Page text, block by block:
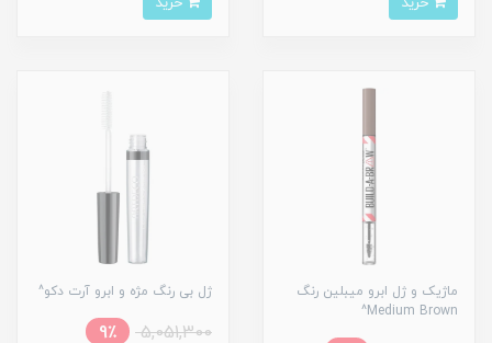
ماژیک و ژل ابرو میبلین رنگ
Medium Brown^
ژل بی رنگ مژه و ابرو آرت دکو^
5,051,300
9٪